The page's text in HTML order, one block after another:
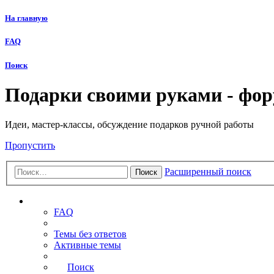
На главную
FAQ
Поиск
Подарки своими руками -
Идеи, мастер-классы, обсуждение подарков ручной работы
Пропустить
Поиск Расширенный поиск
FAQ
Темы без ответов
Активные темы
Поиск